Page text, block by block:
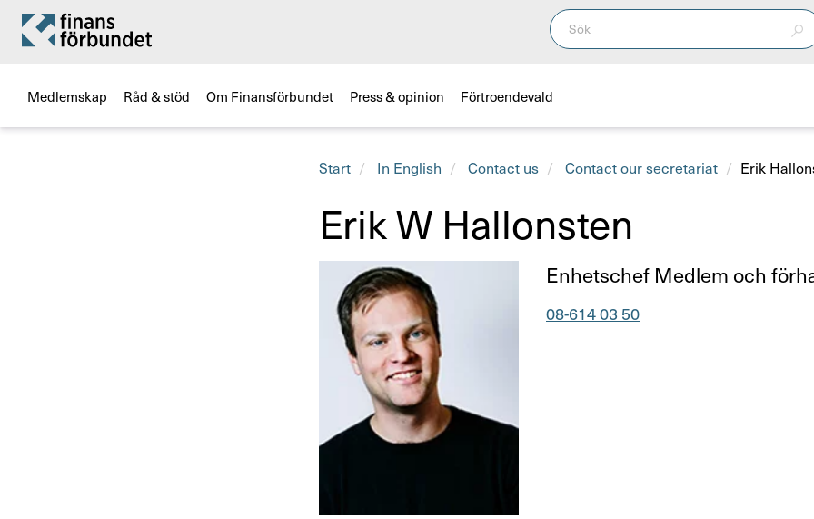
Medlemskap Råd & stöd Om Finansförbundet Press & opinion Förtroendevald
Start In English Contact us Contact our secretariat Erik
Erik W Hallonsten
Titel
Enhets­chef Medlem och
Telefonnummer
08-614 03 50